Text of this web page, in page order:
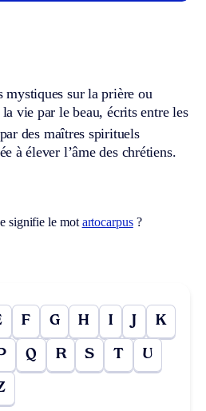
mystiques sur la prière ou
vie par le beau, écrits entre les
des maîtres spirituels
à élever l’âme des chrétiens.
signifie le mot artocarpus?
F G H I J K
Q R S T U